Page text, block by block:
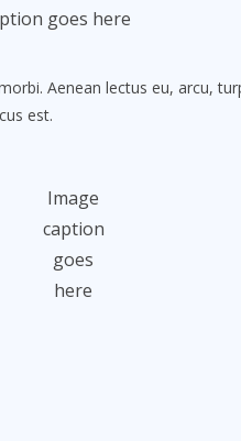
goes here
Aenean lectus eu, arcu,
est.
Image
caption
goes
here